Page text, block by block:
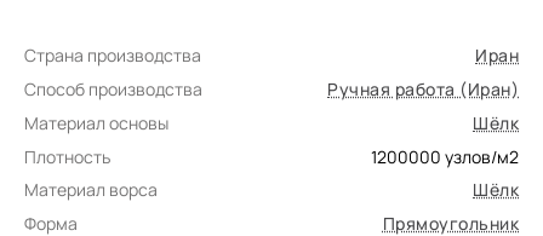
Страна производства
Иран
Способ производства
Ручная работа (Иран)
Материал основы
Шёлк
Плотность
1200000 узлов/м2
Материал ворса
Шёлк
Форма
Прямоугольник